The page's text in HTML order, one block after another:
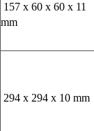
157 x 60 x 60 x 11
mm
294 x 294 x 10 mm